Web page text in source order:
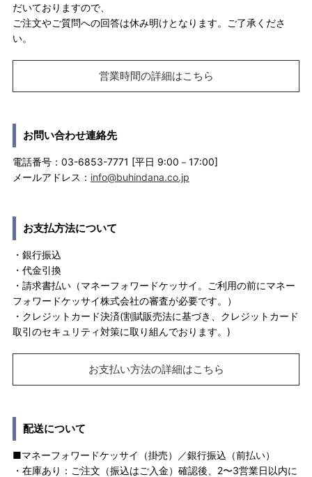
だいておりますので、
ご注文やご質問への回答は休み明けとなります。ご了承くださ
い。
営業時間の詳細はこちら
お問い合わせ連絡先
電話番号：03-6853-7771 [平日 9:00－17:00]
メールアドレス： info@buhindana.co.jp
お支払方法について
・銀行振込
・代金引換
・請求書払い（マネーフォワードケッサイ。ご利用の前にマネー
フォワードケッサイ株式会社の審査が必要です。）
・クレジットカード決済(割賦販売法に基づき、クレジットカード
取引のセキュリティ対策に取り組んでおります。)
お支払い方法の詳細はこちら
配送について
■マネーフォワードケッサイ（掛売）／銀行振込（前払い）
・在庫あり：ご注文（振込はご入金）確認後、2〜3営業日以内に